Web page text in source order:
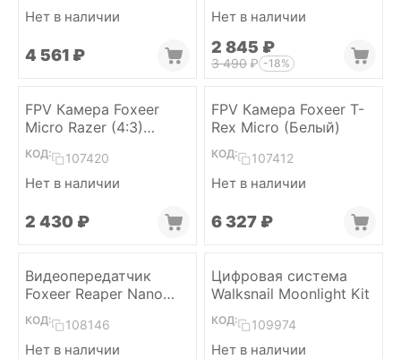
Нет в наличии
4 561 ₽
Нет в наличии
2 845 ₽
3 490₽ -18%
FPV Камера Foxeer
Micro Razer (4:3)
(Черный)
КОД: 107420
Нет в наличии
2 430 ₽
FPV Камера Foxeer T-
Rex Micro (Белый)
КОД: 107412
Нет в наличии
6 327 ₽
Видеопередатчик
Foxeer Reaper Nano
VTX
КОД: 108146
Нет в наличии
Цифровая система
Walksnail Moonlight Kit
КОД: 109974
Нет в наличии